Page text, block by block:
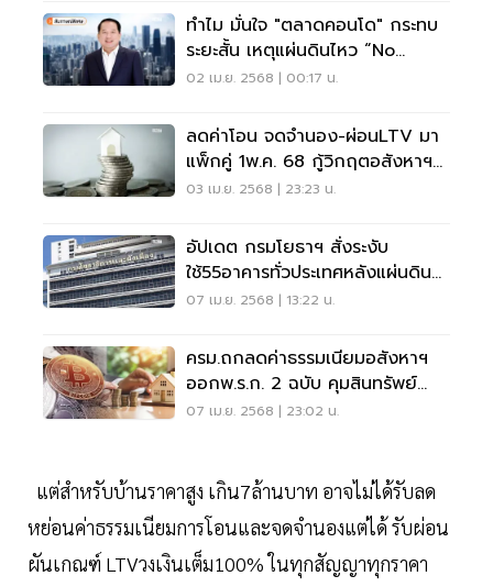
ทำไม มั่นใจ "ตลาดคอนโด" กระทบ
ระยะสั้น เหตุแผ่นดินไหว “no
Choice Cannot Change”
02 เม.ย. 2568 | 00:17 น.
ลดค่าโอน จดจำนอง-ผ่อนLTV มา
แพ็กคู่ 1พ.ค. 68 กู้วิกฤตอสังหาฯ
หลังแผ่นดินไหว
03 เม.ย. 2568 | 23:23 น.
อัปเดต กรมโยธาฯ สั่งระงับ
ใช้55อาคารทั่วประเทศหลังแผ่นดิน
ไหว
07 เม.ย. 2568 | 13:22 น.
ครม.ถกลดค่าธรรมเนียมอสังหาฯ
ออกพ.ร.ก. 2 ฉบับ คุมสินทรัพย์
ดิจิทัล
07 เม.ย. 2568 | 23:02 น.
แต่สำหรับบ้านราคาสูง เกิน7ล้านบาท อาจไม่ได้รับลด
หย่อนค่าธรรมเนียมการโอนและจดจำนองแต่ได้ รับผ่อน
ผันเกณฑ์ LTVวงเงินเต็ม100% ในทุกสัญญาทุกราคา